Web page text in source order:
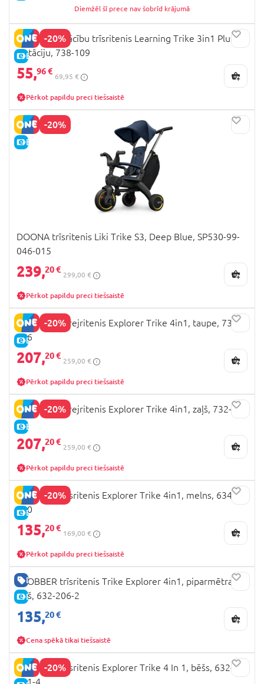
Diemžēl šī prece nav šobrīd krājumā
-20%
E-CENA
GLOBBER mācību trīsritenis Learning Trike 3in1 Plus,
pistāciju, 738-109
55,96 €
69,95 €
Pērkot papildu preci tiešsaistē
-20%
E-CENA
DOONA trīsritenis Liki Trike S3, Deep Blue, SP530-99-
046-015
239,20 €
299,00 €
Pērkot papildu preci tiešsaistē
-20%
E-CENA
GLOBBER skrejritenis Explorer Trike 4in1, taupe, 732-
466
207,20 €
259,00 €
Pērkot papildu preci tiešsaistē
-20%
E-CENA
GLOBBER skrejritenis Explorer Trike 4in1, zaļš, 732-104
207,20 €
259,00 €
Pērkot papildu preci tiešsaistē
-20%
E-CENA
GLOBBER trīsritenis Explorer Trike 4in1, melns, 634-
120
135,20 €
169,00 €
Pērkot papildu preci tiešsaistē
LABA CENA
E-CENA
GLOBBER trīsritenis Trike Explorer 4in1, piparmētras
zaļš, 632-206-2
135,20 €
Cena spēkā tikai tiešsaistē
-20%
GLOBBER trīsritenis Explorer Trike 4 In 1, bēšs, 632-
231-4